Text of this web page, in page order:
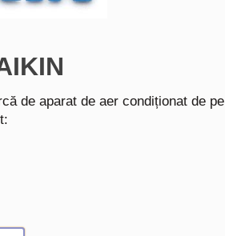
de aparat de aer condiționat de pe